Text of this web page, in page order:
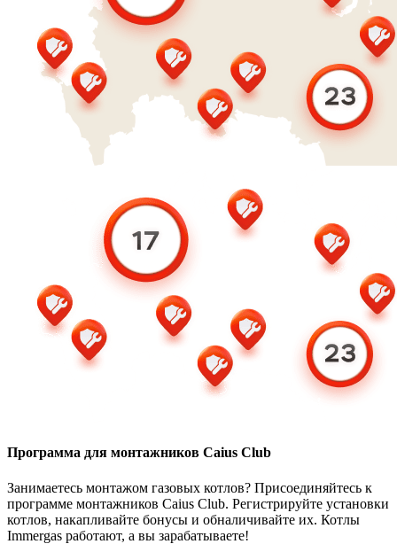
Программа для монтажников Caius Club
Занимаетесь монтажом газовых котлов? Присоединяйтесь к
программе монтажников Caius Club. Регистрируйте установки
котлов, накапливайте бонусы и обналичивайте их. Котлы
Immergas работают, а вы зарабатываете!